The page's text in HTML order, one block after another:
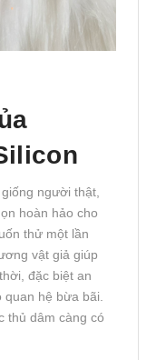
người thật,
hoàn hảo cho
thử một lần
vật giả giúp
đặc biệt an
hệ bừa bãi.
thủ dâm càng có